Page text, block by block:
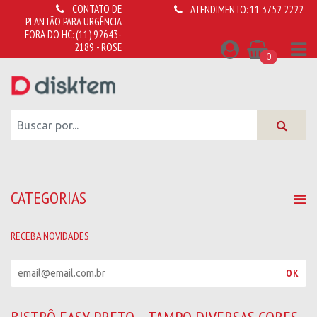
CONTATO DE
PLANTÃO PARA URGÊNCIA
FORA DO HC:(11) 92643-
2189 - ROSE
ATENDIMENTO:11 3752 2222
0
CATEGORIAS
RECEBA NOVIDADES
OK